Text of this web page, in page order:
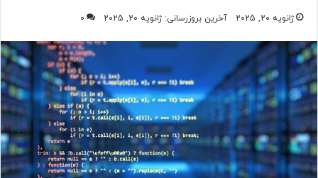
ژانویه 20, 2025 آخرین بروزرسانی: ژانویه 20, 2025 0